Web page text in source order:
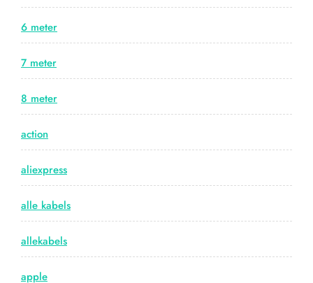
6 meter
7 meter
8 meter
action
aliexpress
alle kabels
allekabels
apple